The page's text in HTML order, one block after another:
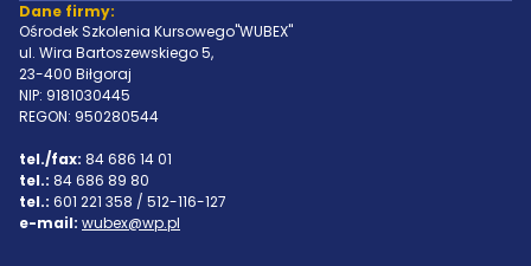
Dane firmy:
Ośrodek Szkolenia Kursowego"WUBEX"
ul. Wira Bartoszewskiego 5,
23-400 Biłgoraj
NIP: 9181030445
REGON: 950280544
tel./fax: 84 686 14 01
tel.: 84 686 89 80
tel.: 601 221 358 / 512-116-127
e-mail: wubex@wp.pl